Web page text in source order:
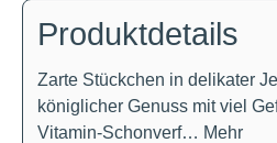
Produktdetails
Zarte Stückchen in delikater
königlicher Genuss mit viel
Vitamin-Schonverf… Mehr